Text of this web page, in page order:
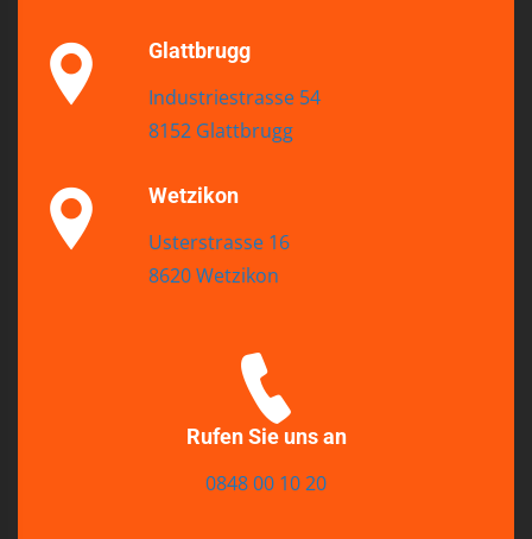
Glattbrugg
Industriestrasse 54
8152 Glattbrugg
Wetzikon
Usterstrasse 16
8620 Wetzikon
Rufen Sie uns an
0848 00 10 20